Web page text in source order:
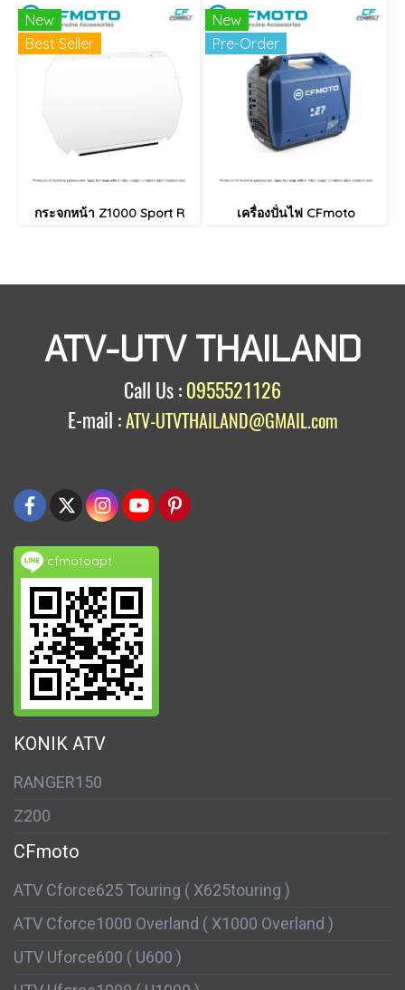
New
Best Seller
กระจกหน้า Z1000 Sport R
New
Pre-Order
เครื่องปั่นไฟ CFmoto
ATV-UTV THAILAND
Call Us : 0955521126
E-mail :ATV-UTVTHAILAND@GMAIL.com
cfmotoapt
KONIK ATV
RANGER150
Z200
CFmoto
ATV Cforce625 Touring ( X625touring )
ATV Cforce1000 Overland ( X1000 Overland )
UTV Uforce600 ( U600 )